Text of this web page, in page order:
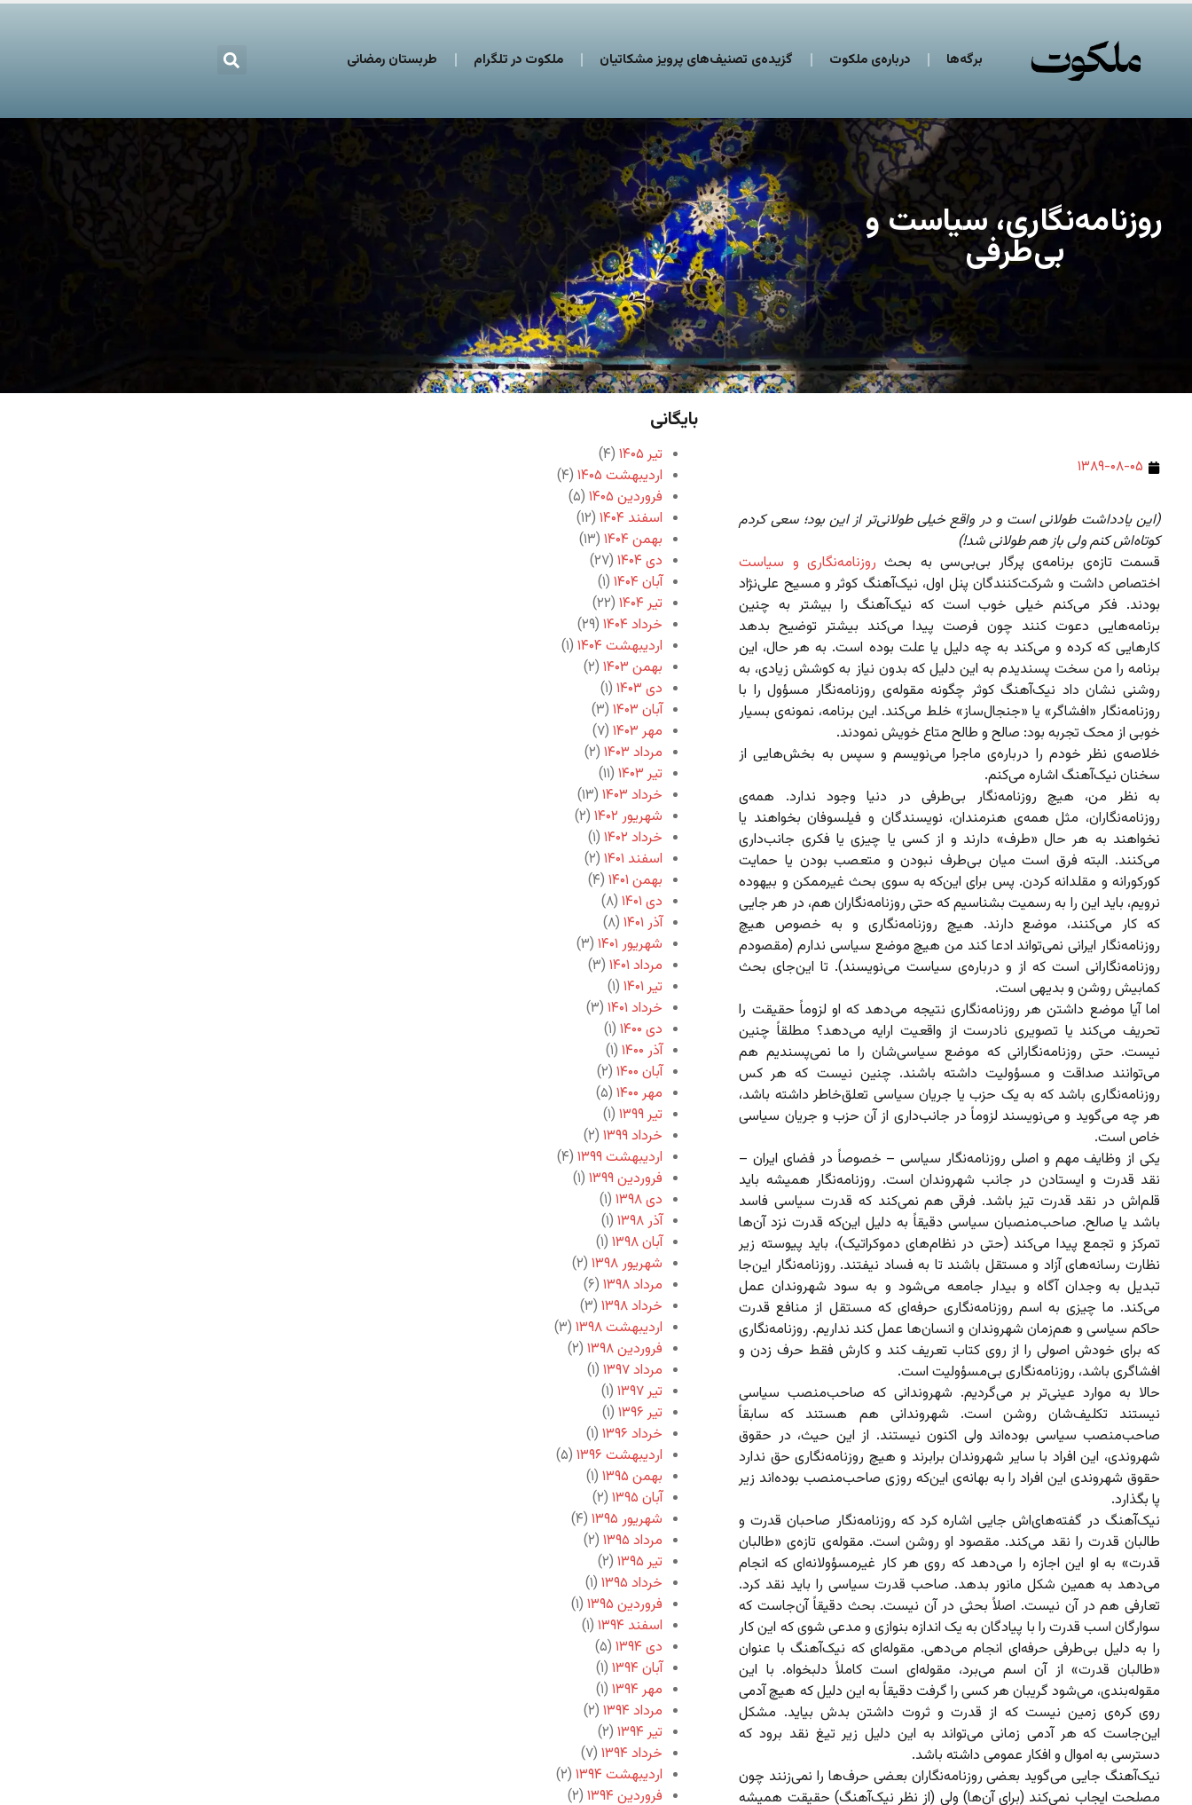
برگه‌ها درباره‌ی ملکوت گزیده‌ی تصنیف‌های پرویز مشکاتیان ملکوت در تلگرام طربستان رمضانی
روزنامه‌نگاری، سیاست و
بی‌طرفی
۱۳۸۹-۰۸-۰۵
(این یادداشت طولانی است و در واقع خیلی طولانی‌تر از این بود؛ سعی کردم
کوتاه‌اش کنم ولی باز هم طولانی شد!)
قسمت تازه‌ی برنامه‌ی پرگار بی‌بی‌سی به بحث روزنامه‌نگاری و سیاست
اختصاص داشت و شرکت‌کنندگان پنل اول، نیک‌آهنگ کوثر و مسیح علی‌نژاد
بودند. فکر می‌کنم خیلی خوب است که نیک‌آهنگ را بیشتر به چنین
برنامه‌هایی دعوت کنند چون فرصت پیدا می‌کند بیشتر توضیح بدهد
کارهایی که کرده و می‌کند به چه دلیل یا علت بوده است. به هر حال، این
برنامه را من سخت پسندیدم به این دلیل که بدون نیاز به کوشش زیادی، به
روشنی نشان داد نیک‌آهنگ کوثر چگونه مقوله‌ی روزنامه‌نگار مسؤول را با
روزنامه‌نگار «افشاگر» یا «جنجال‌ساز» خلط می‌کند. این برنامه، نمونه‌ی بسیار
خوبی از محک تجربه بود: صالح و طالح متاع خویش نمودند.
خلاصه‌ی نظر خودم را درباره‌ی ماجرا می‌نویسم و سپس به بخش‌هایی از
سخنان نیک‌آهنگ اشاره می‌کنم.
به نظر من، هیچ روزنامه‌نگار بی‌طرفی در دنیا وجود ندارد. همه‌ی
روزنامه‌نگاران، مثل همه‌ی هنرمندان، نویسندگان و فیلسوفان بخواهند یا
نخواهند به هر حال «طرف» دارند و از کسی یا چیزی یا فکری جانب‌داری
می‌کنند. البته فرق است میان بی‌طرف نبودن و متعصب بودن یا حمایت
کورکورانه و مقلدانه کردن. پس برای این‌که به سوی بحث غیرممکن و بیهوده
نرویم، باید این را به رسمیت بشناسیم که حتی روزنامه‌نگاران هم، در هر جایی
که کار می‌کنند، موضع دارند. هیچ روزنامه‌نگاری و به خصوص هیچ
روزنامه‌نگار ایرانی نمی‌تواند ادعا کند من هیچ موضع سیاسی ندارم (مقصودم
روزنامه‌نگارانی است که از و درباره‌ی سیاست می‌‌نویسند). تا این‌جای بحث
کمابیش روشن و بدیهی است.
اما آیا موضع داشتن هر روزنامه‌نگاری نتیجه می‌دهد که او لزوماً حقیقت را
تحریف می‌کند یا تصویری نادرست از واقعیت ارایه می‌دهد؟ مطلقاً چنین
نیست. حتی روزنامه‌نگارانی که موضع سیاسی‌شان را ما نمی‌پسندیم هم
می‌توانند صداقت و مسؤولیت داشته باشند. چنین نیست که هر کس
روزنامه‌نگاری باشد که به یک حزب یا جریان سیاسی تعلق‌خاطر داشته باشد،
هر چه می‌گوید و می‌نویسند لزوماً در جانب‌داری از آن حزب و جریان سیاسی
خاص است.
یکی از وظایف مهم و اصلی روزنامه‌نگار سیاسی – خصوصاً در فضای ایران –
نقد قدرت و ایستادن در جانب شهروندان است. روزنامه‌نگار همیشه باید
قلم‌اش در نقد قدرت تیز باشد. فرقی هم نمی‌کند که قدرت سیاسی فاسد
باشد یا صالح. صاحب‌منصبان سیاسی دقیقاً به دلیل این‌که قدرت نزد آن‌ها
تمرکز و تجمع پیدا می‌کند (حتی در نظام‌های دموکراتیک)، باید پیوسته زیر
نظارت رسانه‌های آزاد و مستقل باشند تا به فساد نیفتند. روزنامه‌نگار این‌جا
تبدیل به وجدان آگاه و بیدار جامعه می‌شود و به سود شهروندان عمل
می‌کند. ما چیزی به اسم روزنامه‌نگاری حرفه‌ای که مستقل از منافع قدرت
حاکم سیاسی و هم‌زمان شهروندان و انسان‌ها عمل کند نداریم. روزنامه‌نگاری
که برای خودش اصولی را از روی کتاب تعریف کند و کارش فقط حرف زدن و
افشاگری باشد، روزنامه‌نگاری بی‌مسؤولیت است.
حالا به موارد عینی‌تر بر می‌گردیم. شهروندانی که صاحب‌منصب سیاسی
نیستند تکلیف‌شان روشن است. شهروندانی هم هستند که سابقاً
صاحب‌منصب سیاسی بوده‌اند ولی اکنون نیستند. از این حیث، در حقوق
شهروندی، این افراد با سایر شهروندان برابرند و هیچ روزنامه‌نگاری حق ندارد
حقوق شهروندی این افراد را به بهانه‌ی این‌که روزی صاحب‌منصب بوده‌اند زیر
پا بگذارد.
نیک‌آهنگ در گفته‌های‌اش جایی اشاره کرد که روزنامه‌نگار صاحبان قدرت و
طالبان قدرت را نقد می‌کند. مقصود او روشن است. مقوله‌ی تازه‌ی «طالبان
قدرت» به او این اجازه را می‌دهد که روی هر کار غیرمسؤولانه‌ای که انجام
می‌دهد به همین شکل مانور بدهد. صاحب قدرت سیاسی را باید نقد کرد.
تعارفی هم در آن نیست. اصلاً بحثی در آن نیست. بحث دقیقاً آن‌جاست که
سوارگان اسب قدرت را با پیادگان به یک اندازه بنوازی و مدعی شوی که این‌ کار
را به دلیل بی‌طرفی حرفه‌ای انجام می‌دهی. مقوله‌ای که نیک‌آهنگ با عنوان
«طالبان قدرت» از آن اسم می‌برد، مقوله‌ای است کاملاً دلبخواه. با این
مقوله‌بندی، می‌شود گریبان هر کسی را گرفت دقیقاً به این دلیل که هیچ آدمی
روی کره‌ی زمین نیست که از قدرت و ثروت داشتن بدش بیاید. مشکل
این‌جاست که هر آدمی زمانی می‌تواند به این دلیل زیر تیغ نقد برود که
دسترسی به اموال و افکار عمومی داشته باشد.
نیک‌آهنگ جایی می‌گوید بعضی روزنامه‌نگاران بعضی حرف‌ها را نمی‌زنند چون
مصلحت ایجاب نمی‌کند (برای آن‌ها) ولی (از نظر نیک‌آهنگ) حقیقت همیشه
بایگانی
تیر ۱۴۰۵
(۴)
اردیبهشت ۱۴۰۵
(۴)
فروردین ۱۴۰۵
(۵)
اسفند ۱۴۰۴
(۱۲)
بهمن ۱۴۰۴
(۱۳)
دی ۱۴۰۴
(۲۷)
آبان ۱۴۰۴
(۱)
تیر ۱۴۰۴
(۲۲)
خرداد ۱۴۰۴
(۲۹)
اردیبهشت ۱۴۰۴
(۱)
بهمن ۱۴۰۳
(۲)
دی ۱۴۰۳
(۱)
آبان ۱۴۰۳
(۳)
مهر ۱۴۰۳
(۷)
مرداد ۱۴۰۳
(۲)
تیر ۱۴۰۳
(۱۱)
خرداد ۱۴۰۳
(۱۳)
شهریور ۱۴۰۲
(۲)
خرداد ۱۴۰۲
(۱)
اسفند ۱۴۰۱
(۲)
بهمن ۱۴۰۱
(۴)
دی ۱۴۰۱
(۸)
آذر ۱۴۰۱
(۸)
شهریور ۱۴۰۱
(۳)
مرداد ۱۴۰۱
(۳)
تیر ۱۴۰۱
(۱)
خرداد ۱۴۰۱
(۳)
دی ۱۴۰۰
(۱)
آذر ۱۴۰۰
(۱)
آبان ۱۴۰۰
(۲)
مهر ۱۴۰۰
(۵)
تیر ۱۳۹۹
(۱)
خرداد ۱۳۹۹
(۲)
اردیبهشت ۱۳۹۹
(۴)
فروردین ۱۳۹۹
(۱)
دی ۱۳۹۸
(۱)
آذر ۱۳۹۸
(۱)
آبان ۱۳۹۸
(۱)
شهریور ۱۳۹۸
(۲)
مرداد ۱۳۹۸
(۶)
خرداد ۱۳۹۸
(۳)
اردیبهشت ۱۳۹۸
(۳)
فروردین ۱۳۹۸
(۲)
مرداد ۱۳۹۷
(۱)
تیر ۱۳۹۷
(۱)
تیر ۱۳۹۶
(۱)
خرداد ۱۳۹۶
(۱)
اردیبهشت ۱۳۹۶
(۵)
بهمن ۱۳۹۵
(۱)
آبان ۱۳۹۵
(۲)
شهریور ۱۳۹۵
(۴)
مرداد ۱۳۹۵
(۲)
تیر ۱۳۹۵
(۲)
خرداد ۱۳۹۵
(۱)
فروردین ۱۳۹۵
(۱)
اسفند ۱۳۹۴
(۱)
دی ۱۳۹۴
(۵)
آبان ۱۳۹۴
(۱)
مهر ۱۳۹۴
(۱)
مرداد ۱۳۹۴
(۲)
تیر ۱۳۹۴
(۲)
خرداد ۱۳۹۴
(۷)
اردیبهشت ۱۳۹۴
(۲)
فروردین ۱۳۹۴
(۲)